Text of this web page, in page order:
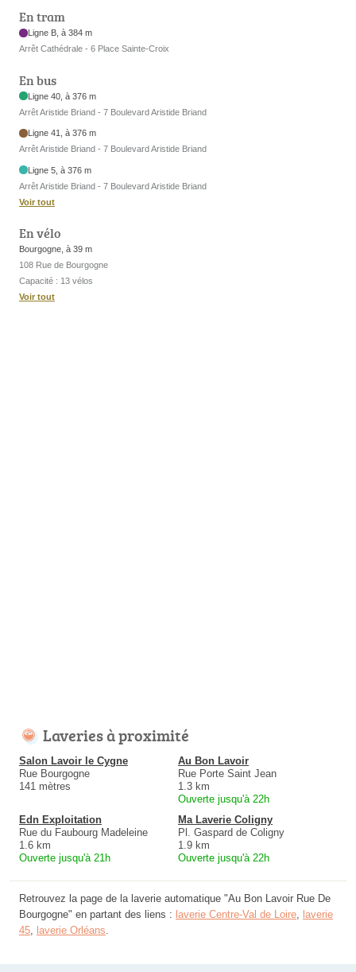
En tram
Ligne B, à 384 m
Arrêt Cathédrale - 6 Place Sainte-Croix
En bus
Ligne 40, à 376 m
Arrêt Aristide Briand - 7 Boulevard Aristide Briand
Ligne 41, à 376 m
Arrêt Aristide Briand - 7 Boulevard Aristide Briand
Ligne 5, à 376 m
Arrêt Aristide Briand - 7 Boulevard Aristide Briand
Voir tout
En vélo
Bourgogne, à 39 m
108 Rue de Bourgogne
Capacité : 13 vélos
Voir tout
Laveries à proximité
Salon Lavoir le Cygne
Rue Bourgogne
141 mètres
Au Bon Lavoir
Rue Porte Saint Jean
1.3 km
Ouverte jusqu'à 22h
Edn Exploitation
Rue du Faubourg Madeleine
1.6 km
Ouverte jusqu'à 21h
Ma Laverie Coligny
Pl. Gaspard de Coligny
1.9 km
Ouverte jusqu'à 22h
Retrouvez la page de la laverie automatique "Au Bon Lavoir Rue De
Bourgogne" en partant des liens : laverie Centre-Val de Loire, laverie
45, laverie Orléans.